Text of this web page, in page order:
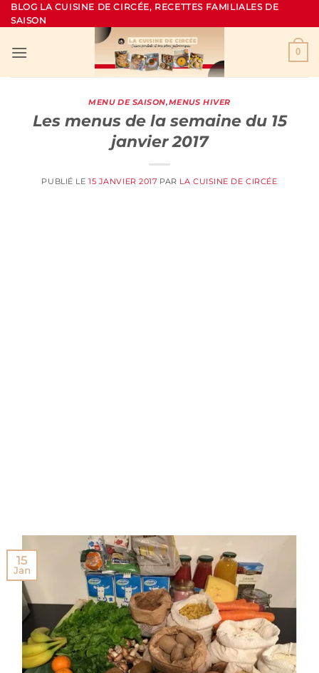
Passer
au
BLOG LA CUISINE DE CIRCÉE, RECETTES FAMILIALES DE
SAISON
0
MENU DE SAISON,MENUS HIVER
Les menus de la semaine du 15
janvier 2017
PUBLIÉ LE15 JANVIER 2017 PAR LA CUISINE DE CIRCÉE
15
Jan